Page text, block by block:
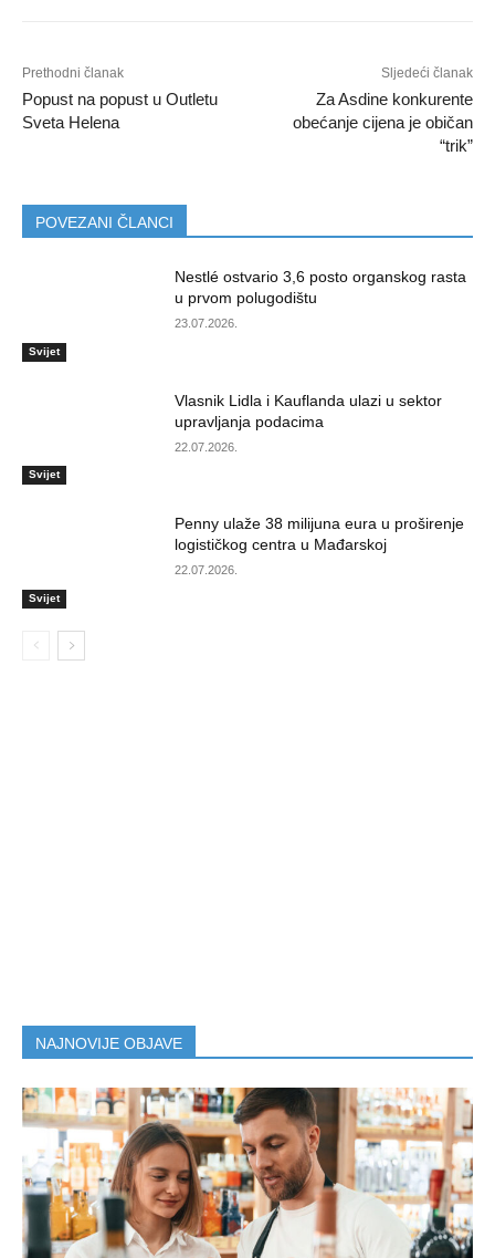
Prethodni članak
Popust na popust u Outletu
Sveta Helena
Sljedeći članak
Za Asdine konkurente
obećanje cijena je običan
“trik”
POVEZANI ČLANCI
Svijet
Nestlé ostvario 3,6 posto organskog rasta
u prvom polugodištu
23.07.2026.
Svijet
Vlasnik Lidla i Kauflanda ulazi u sektor
upravljanja podacima
22.07.2026.
Svijet
Penny ulaže 38 milijuna eura u proširenje
logističkog centra u Mađarskoj
22.07.2026.
NAJNOVIJE OBJAVE